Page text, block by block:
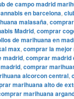
de campo madrid
en barcelona,
malasaña,
Madrid, comprar
de marihuana en
max, comprar la mejor
madrid, comprar madrid
, comprar
alcorcon central,
marihuana alto de
marihuana